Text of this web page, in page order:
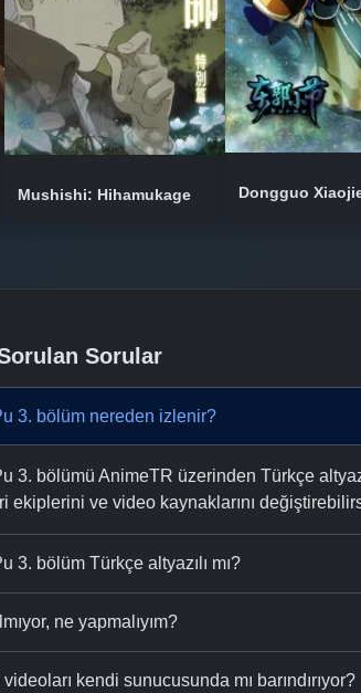
Mushishi: Hihamukage Dongguo
Sorular
3. bölüm nereden izlenir?
3. bölümü AnimeTR üzerinden Türkçe
ekiplerini ve video kaynaklarını
3. bölüm Türkçe altyazılı mı?
ne yapmalıyım?
kendi sunucusunda mı barındırıyor?